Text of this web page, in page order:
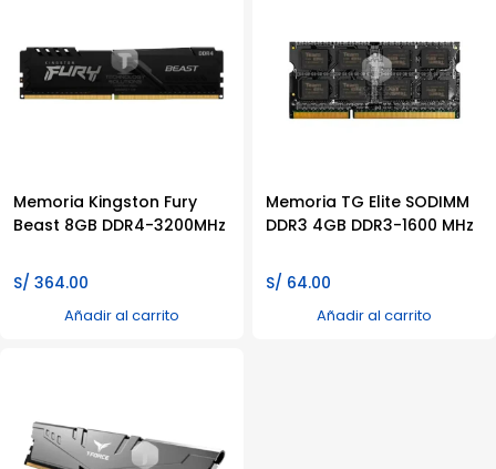
Memoria Kingston Fury
Beast 8GB DDR4-3200MHz
S/ 364.00
Añadir al carrito
Memoria TG Elite SODIMM
DDR3 4GB DDR3-1600 MHz
S/ 64.00
Añadir al carrito